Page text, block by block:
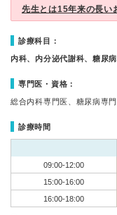
先生とは15年来の長い
診療科目：
内科、内分泌代謝科、糖尿
専門医・資格：
総合内科専門医、糖尿病専
診療時間
09:00-12:00
15:00-16:00
16:00-18:00